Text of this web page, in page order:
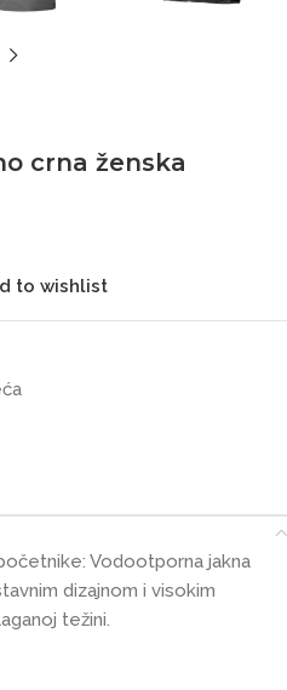
crna ženska
to wishlist
Vodootporna jakna
dizajnom i visokim
težini.